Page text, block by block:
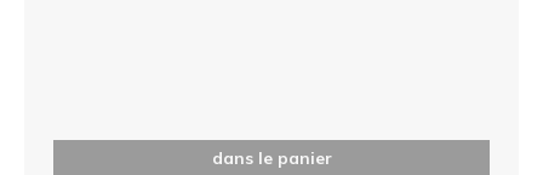
dans le panier